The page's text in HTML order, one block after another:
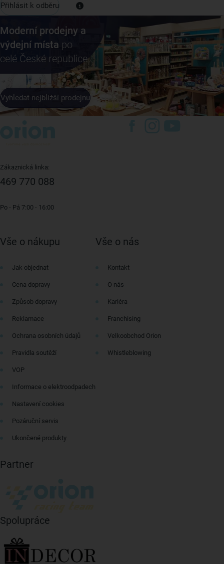
Přihlásit k odběru
Moderní prodejny a
výdejní místa po
celé České republice
Vyhledat nejbližší prodejnu
Zákaznická linka:
469 770 088
Po - Pá 7:00 - 16:00
Vše o nákupu
Jak objednat
Cena dopravy
Způsob dopravy
Reklamace
Ochrana osobních údajů
Pravidla soutěží
VOP
Informace o elektroodpadech
Nastavení cookies
Pozáruční servis
Ukončené produkty
Vše o nás
Kontakt
O nás
Kariéra
Franchising
Velkoobchod Orion
Whistleblowing
Partner
Spolupráce